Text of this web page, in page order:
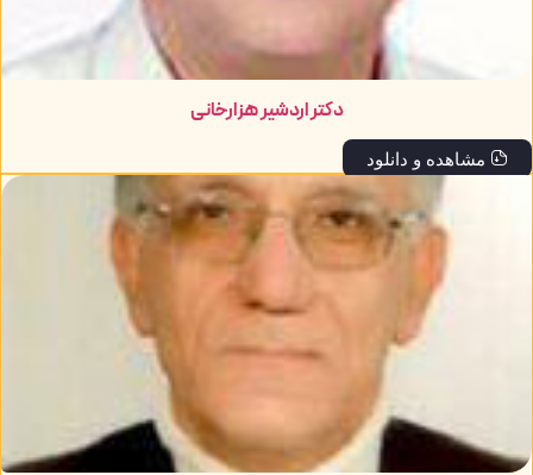
دکتر اردشیر هزارخانی
مشاهده و دانلود